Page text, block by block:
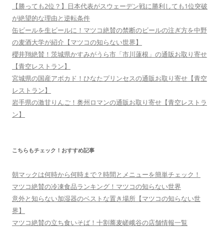
【勝っても2位？】日本代表がスウェーデン戦に勝利しても1位突破
が絶望的な理由と逆転条件
缶ビールを生ビールに！マツコ絶賛の禁断のビールの注ぎ方を中野
の麦酒大学が紹介【マツコの知らない世界】
櫻井翔絶賛！茨城県かすみがうら市「市川蓮根」の通販お取り寄せ
【青空レストラン】
宮城県の国産アボカド！ひなたプリンセスの通販お取り寄せ【青空
レストラン】
岩手県の激甘りんご！奥州ロマンの通販お取り寄せ【青空レストラ
ン】
こちらもチェック！おすすめ記事
朝マックは何時から何時まで？時間とメニューを簡単チェック！
マツコ絶賛の冷凍食品ランキング！マツコの知らない世界
意外と知らない加湿器のベストな置き場所【マツコの知らない世
界】
マツコ絶賛の立ち食いそば！十割蕎麦嵯峨谷の店舗情報一覧